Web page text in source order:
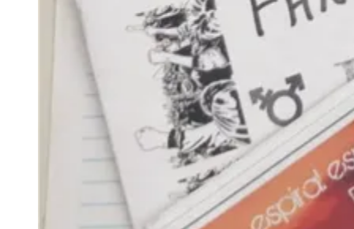
Redação Jornal de Barueri
18 de fevereiro de 2019 às 14:33